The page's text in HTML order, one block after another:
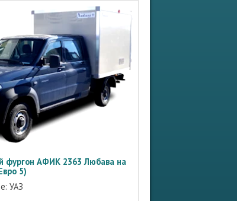
фургон АФИК 2363 Любава на
5)
УАЗ